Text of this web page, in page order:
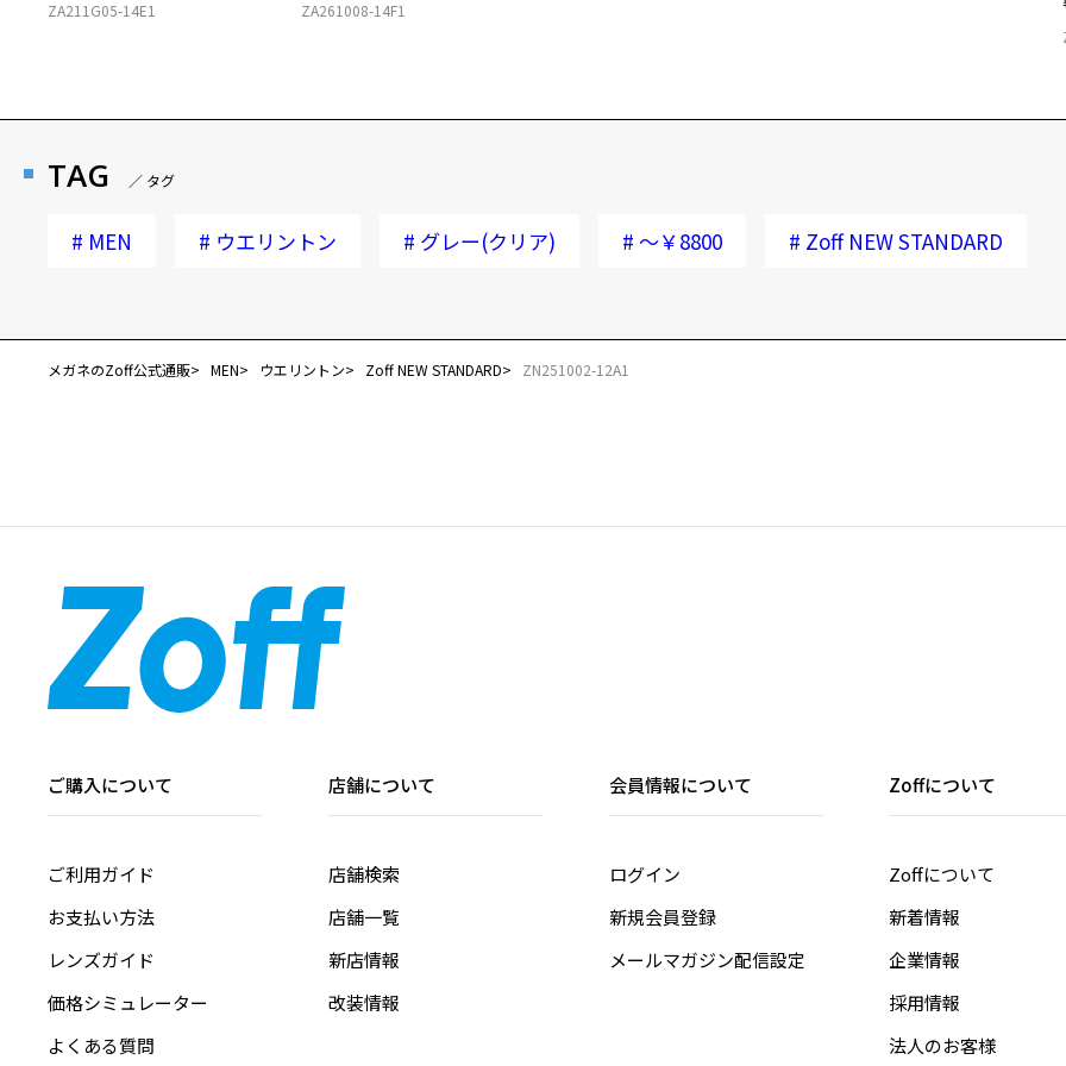
ZA211G05-14E1 ZA261008-14F1
TAG ／ タグ
# MEN # ウエリントン # グレー(クリア) # ～￥8800 # Zoff NEW STANDARD
メガネのZoff公式通販 MEN ウエリントン Zoff NEW STANDARD ZN251002-12A1
ご購入について
ご利用ガイド
お支払い方法
レンズガイド
価格シミュレーター
よくある質問
店舗について
店舗検索
店舗一覧
新店情報
改装情報
会員情報について
ログイン
新規会員登録
メールマガジン配信設定
Zoffについて
Zoffについて
新着情報
企業情報
採用情報
法人のお客様